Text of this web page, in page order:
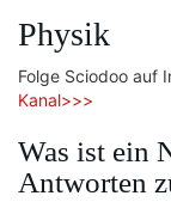
Physik
Folge Sciodoo auf
Kanal>>>
Was ist ein
Antworten